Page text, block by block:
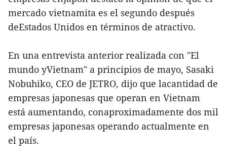
mercado vietnamita es el segundo después
deEstados Unidos en términos de atractivo.
En una entrevista anterior realizada con "El
mundo yVietnam" a principios de mayo, Sasaki
Nobuhiko, CEO de JETRO, dijo que lacantidad de
empresas japonesas que operan en Vietnam
está aumentando, conaproximadamente dos mil
empresas japonesas operando actualmente en
el país.